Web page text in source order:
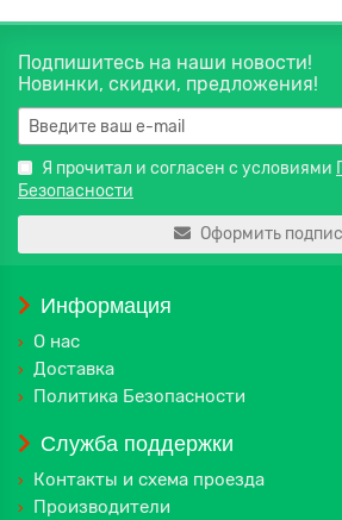
Подпишитесь на наши новости!
Новинки, скидки, предложения!
Я прочитал и согласен с условиями
Безопасности
Оформить
Информация
О нас
Доставка
Политика Безопасности
Служба поддержки
Контакты и схема проезда
Производители